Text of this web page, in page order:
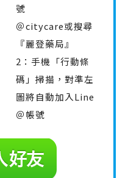
號
＠citycare或搜尋
『麗登藥局』
2：手機「行動條
碼」掃描，對準左
圖將自動加入Line
＠帳號